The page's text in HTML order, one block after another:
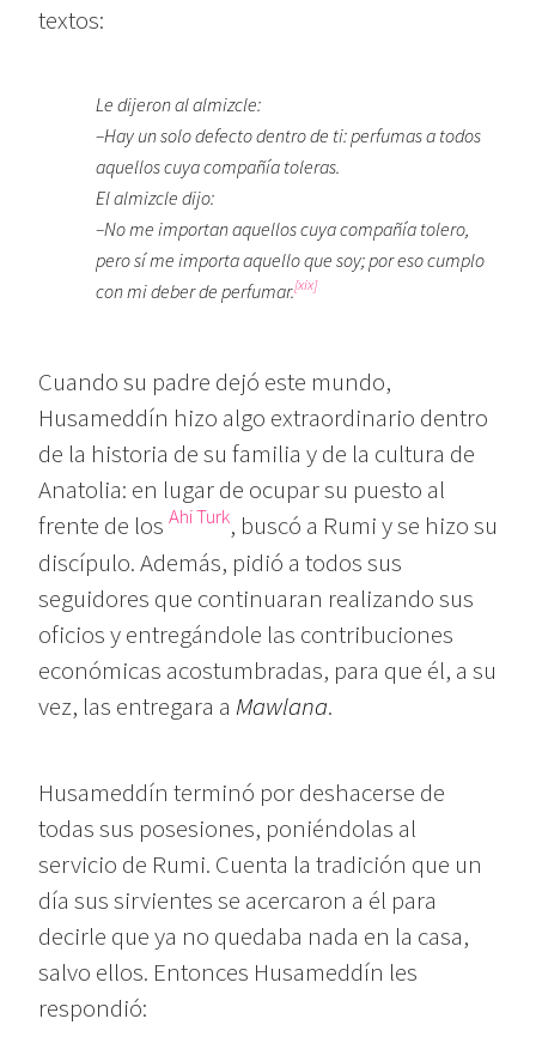
textos:
Le dijeron al almizcle:
–Hay un solo defecto dentro de ti: perfumas a todos
aquellos cuya compañía toleras.
El almizcle dijo:
–No me importan aquellos cuya compañía tolero,
pero sí me importa aquello que soy; por eso cumplo
con mi deber de perfumar.[xix]
Cuando su padre dejó este mundo,
Husameddín hizo algo extraordinario dentro
de la historia de su familia y de la cultura de
Anatolia: en lugar de ocupar su puesto al
frente de los Ahi Turk, buscó a Rumi y se hizo su
discípulo. Además, pidió a todos sus
seguidores que continuaran realizando sus
oficios y entregándole las contribuciones
económicas acostumbradas, para que él, a su
vez, las entregara a Mawlana.
Husameddín terminó por deshacerse de
todas sus posesiones, poniéndolas al
servicio de Rumi. Cuenta la tradición que un
día sus sirvientes se acercaron a él para
decirle que ya no quedaba nada en la casa,
salvo ellos. Entonces Husameddín les
respondió: